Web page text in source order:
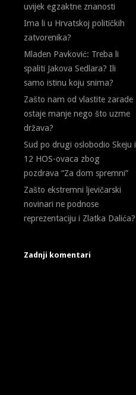
uvijek egzaktne znanosti
Ima li u Hrvatskoj političkih
zatvorenika?
Mladen Pavković: Treba li
spaliti Jakova Sedlara? Ili
samo istinu koju snima?
Zašto nam od vlastite zarade
ostaje manje nego što uzme
država?
Sud po drugi oslobodio Skeju i
12 HOS-ovaca zbog
pozdrava “Za dom spremni”
Zašto ekstremni ljevičarski
novinari ne podnose
reprezentaciju i Zlatka Dalića?
Zadnji komentari